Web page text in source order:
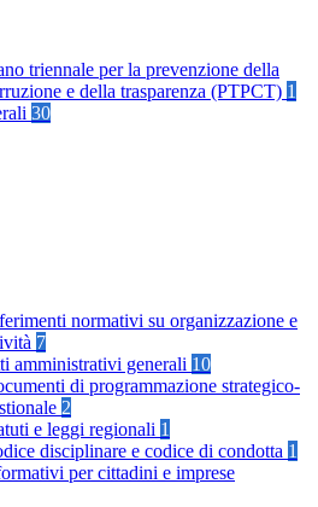
triennale per la prevenzione della
e della trasparenza (PTPCT) 1
30
normativi su organizzazione e
7
amministrativi generali 10
di programmazione strategico-
2
e leggi regionali 1
disciplinare e codice di condotta 1
per cittadini e imprese